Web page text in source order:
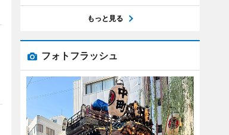
もっと見る
フォトフラッシュ